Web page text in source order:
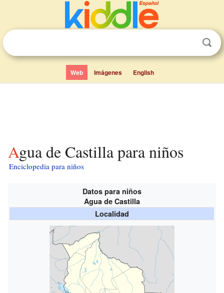
Web Imágenes English
Agua de Castilla para niños
Enciclopedia para niños
Datos para niños
Agua de Castilla
Localidad